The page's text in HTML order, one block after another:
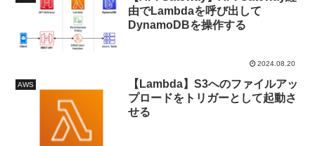
由でLambdaを呼び出して
DynamoDBを操作する
2024.08.20
AWS
【Lambda】S3へのファイルアッ
プロードをトリガーとして起動さ
せる